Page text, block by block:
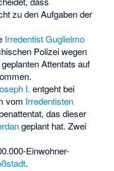
zu den Aufgaben der
Irredentist Guglielmo
Polizei wegen
Attentats auf
I. entgeht bei
vom Irredentisten
das dieser
geplant hat. Zwei
Einwohner-
.